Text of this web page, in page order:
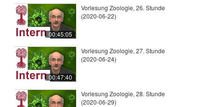
00:45:05
Vorlesung Zoologie, 26. Stunde
(2020-06-22)
00:47:40
Vorlesung Zoologie, 27. Stunde
(2020-06-24)
Vorlesung Zoologie, 28. Stunde
(2020-06-29)